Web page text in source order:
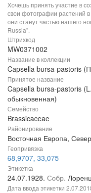
Хочешь принять участие в
свои фотографии растений
они станут частью нашего
Russia".
Штрихкод
MW0371002
Название в коллекции
Capsella bursa-pastoris
Принятое название
Capsella bursa-pastoris
обыкновенная)
Семейство
Brassicaceae
Районирование
Восточная Европа,
Геопривязка
68,9707, 33,075
Этикетка
24.07.1928. Собр.
Дата ввода этикетки